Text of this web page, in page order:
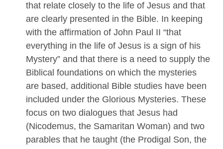
that relate closely to the life of Jesus and that
are clearly presented in the Bible. In keeping
with the affirmation of John Paul II “that
everything in the life of Jesus is a sign of his
Mystery” and that there is a need to supply the
Biblical foundations on which the mysteries
are based, additional Bible studies have been
included under the Glorious Mysteries. These
focus on two dialogues that Jesus had
(Nicodemus, the Samaritan Woman) and two
parables that he taught (the Prodigal Son, the